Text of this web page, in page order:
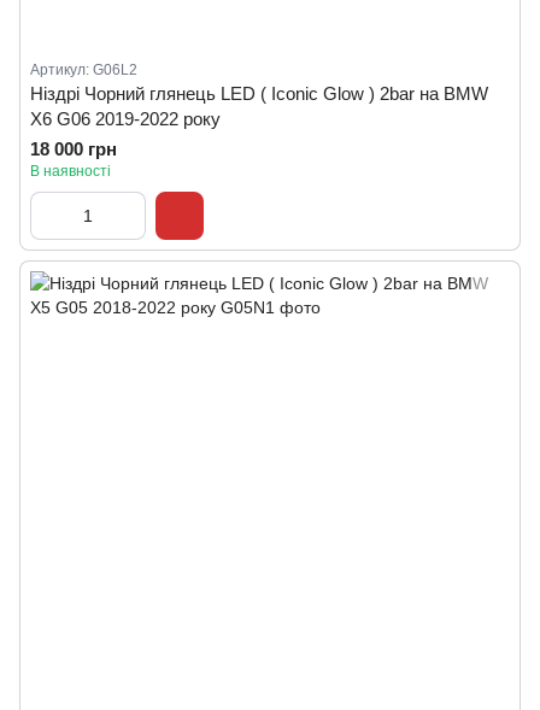
Артикул: G06L2
Ніздрі Чорний глянець LED ( Iconic Glow ) 2bar на BMW
X6 G06 2019-2022 року
18 000 грн
В наявності